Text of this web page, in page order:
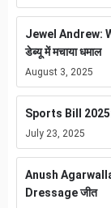
Jewel Andrew:
डेब्यू में मचाया धमाल
August 3, 2025
Sports Bill 2025:
July 23, 2025
Anush Agarwalla –
Dressage जीत